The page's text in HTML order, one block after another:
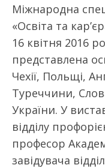
Міжнародна
«Освіта та
16 квітня 2016
представлена
Чехії, Польщі,
Туреччини,
України. У
відділу
професор
завідувача